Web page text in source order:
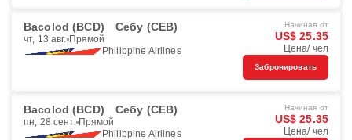
Bacolod (BCD) Себу (CEB)
чт, 13 авг. Прямой
Philippine Airlines
Начиная от
US$ 25.35
Цена/ чел
Забронировать
Bacolod (BCD) Себу (CEB)
пн, 28 сент. Прямой
Philippine Airlines
Начиная от
US$ 25.35
Цена/ чел